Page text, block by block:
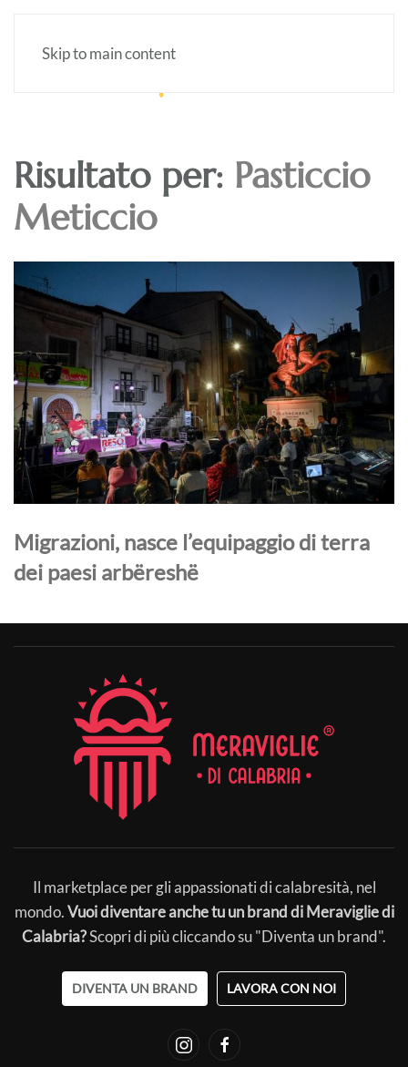
Skip to main content
Risultato per: Pasticcio
Meticcio
Migrazioni, nasce l’equipaggio di terra
dei paesi arbëreshë
Il marketplace per gli appassionati di calabresità, nel
mondo.Vuoi diventare anche tu un brand di Meraviglie di
Calabria?Scopri di più cliccando su "Diventa un brand".
DIVENTA UN BRAND LAVORA CON NOI